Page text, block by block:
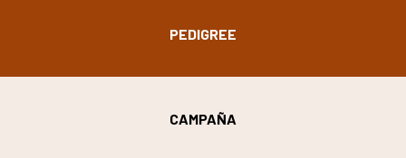
PEDIGREE
CAMPAÑA